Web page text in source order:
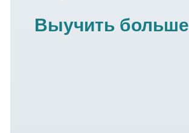
Выучить больше